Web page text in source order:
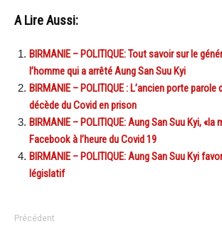
A Lire Aussi:
BIRMANIE – POLITIQUE: Tout savoir sur le
l’homme qui a arrêté Aung San Suu Kyi
BIRMANIE – POLITIQUE : L’ancien porte parole
décède du Covid en prison
BIRMANIE – POLITIQUE: Aung San Suu Kyi, «la
Facebook à l’heure du Covid 19
BIRMANIE – POLITIQUE: Aung San Suu Kyi
législatif
Précédent